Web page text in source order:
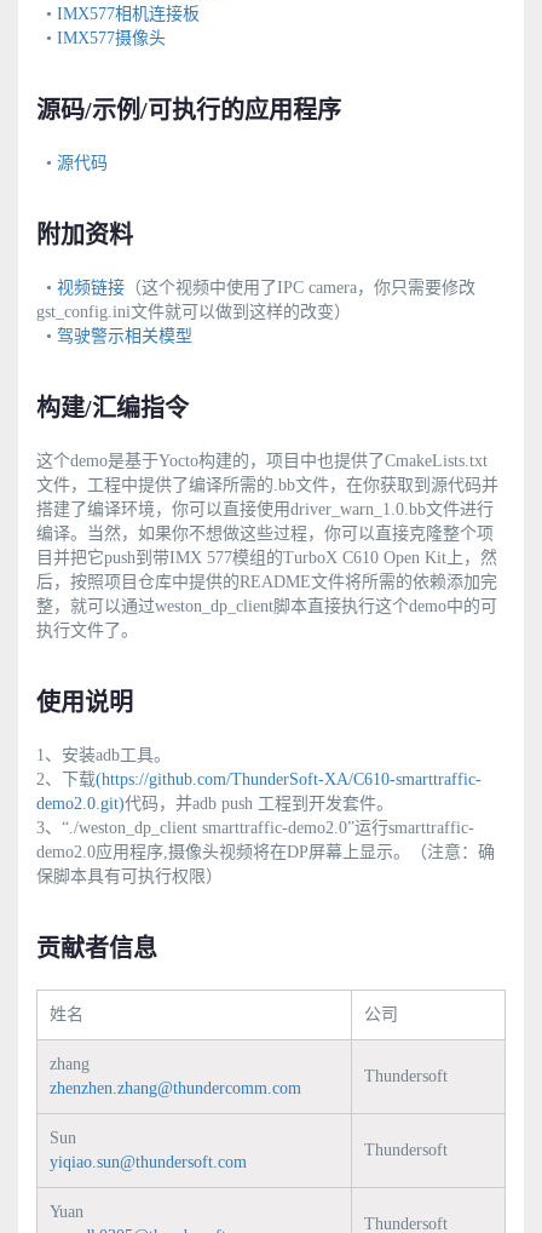
• IMX577相机连接板
• IMX577摄像头
源码/示例/可执行的应用程序
• 源代码
附加资料
• 视频链接 （这个视频中使用了IPC camera，你只需要修改
gst_config.ini文件就可以做到这样的改变）
• 驾驶警示相关模型
构建/汇编指令
这个demo是基于Yocto构建的，项目中也提供了CmakeLists.txt
文件，工程中提供了编译所需的.bb文件，在你获取到源代码并
搭建了编译环境，你可以直接使用driver_warn_1.0.bb文件进行
编译。当然，如果你不想做这些过程，你可以直接克隆整个项
目并把它push到带IMX 577模组的TurboX C610 Open Kit上，然
后，按照项目仓库中提供的README文件将所需的依赖添加完
整，就可以通过weston_dp_client脚本直接执行这个demo中的可
执行文件了。
使用说明
1、安装adb工具。
2、下载(https://github.com/ThunderSoft-XA/C610-smarttraffic-
demo2.0.git)代码，并adb push 工程到开发套件。
3、“./weston_dp_client smarttraffic-demo2.0”运行smarttraffic-
demo2.0应用程序,摄像头视频将在DP屏幕上显示。（注意：确
保脚本具有可执行权限）
贡献者信息
姓名 公司
zhang
zhenzhen.zhang@thundercomm.com
Thundersoft
Sun
yiqiao.sun@thundersoft.com
Thundersoft
Yuan
Thundersoft